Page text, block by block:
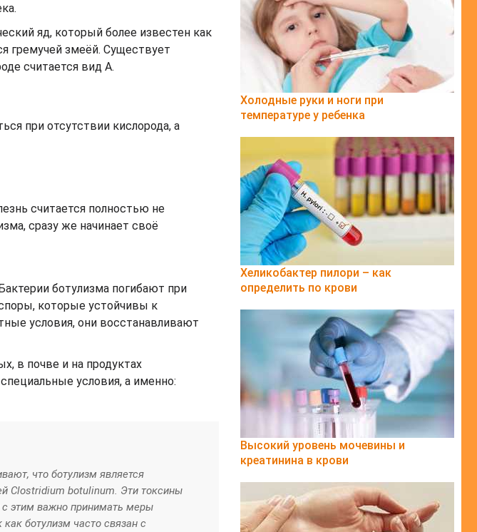
яд, который более известен как
гремучей змеёй. Существует
считается вид А.
при отсутствии кислорода, а
считается полностью не
сразу же начинает своё
ботулизма погибают при
которые устойчивы к
условия, они восстанавливают
в почве и на продуктах
условия, а именно:
что ботулизм является
Clostridium botulinum. Эти токсины
с этим важно принимать меры
ботулизм часто связан с
Холодные руки и ноги при
температуре у ребенка
Хеликобактер пилори – как
определить по крови
Высокий уровень мочевины и
креатинина в крови